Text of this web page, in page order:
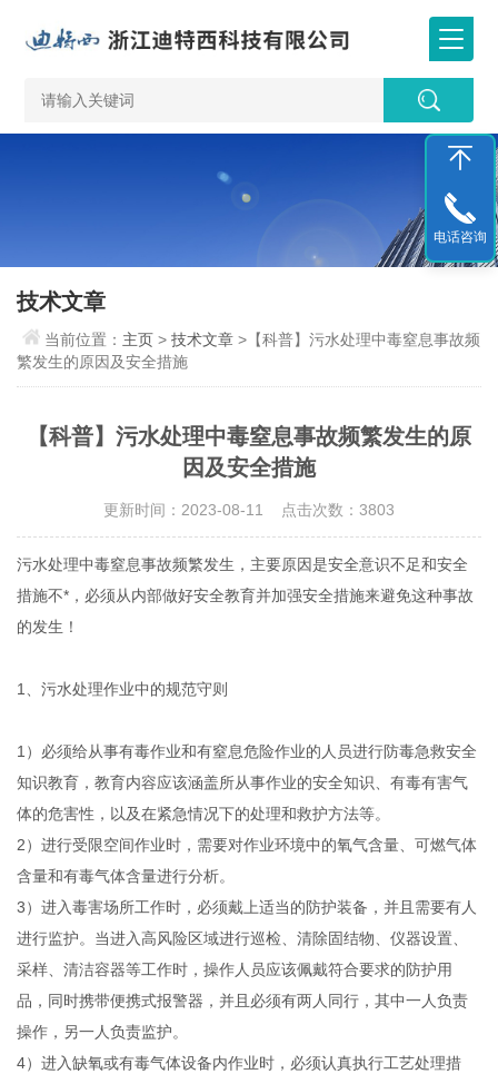
技术文章
当前位置： 主页 >技术文章 >【科普】污水处理中毒窒息事故频
繁发生的原因及安全措施
【科普】污水处理中毒窒息事故频繁发生的原
因及安全措施
更新时间：2023-08-11 点击次数：3803
污水处理中毒窒息事故频繁发生，主要原因是安全意识不足和安全
措施不*，必须从内部做好安全教育并加强安全措施来避免这种事故
的发生！
1、污水处理作业中的规范守则
1） 必须给从事有毒作业和有窒息危险作业的人员进行防毒急救安全
知识教育，教育内容应该涵盖所从事作业的安全知识、有毒有害气
体的危害性，以及在紧急情况下的处理和救护方法等。
2）进行受限空间作业时，需要对作业环境中的氧气含量、可燃气体
含量和有毒气体含量进行分析。
3）进入毒害场所工作时，必须戴上适当的防护装备，并且需要有人
进行监护。当进入高风险区域进行巡检、清除固结物、仪器设置、
采样、清洁容器等工作时，操作人员应该佩戴符合要求的防护用
品，同时携带便携式报警器，并且必须有两人同行，其中一人负责
操作，另一人负责监护。
4）进入缺氧或有毒气体设备内作业时，必须认真执行工艺处理措
电话咨询